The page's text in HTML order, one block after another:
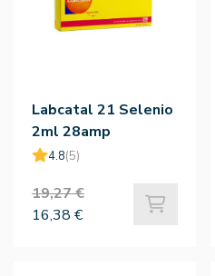
Labcatal 21 Selenio
2ml 28amp
4.8(5)
19,27 €
16,38 €